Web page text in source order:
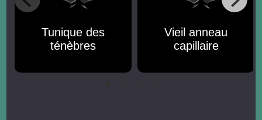
Tunique des
ténèbres
Vieil anneau
capillaire